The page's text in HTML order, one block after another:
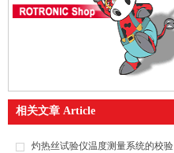
相关文章 Article
灼热丝试验仪温度测量系统的校验